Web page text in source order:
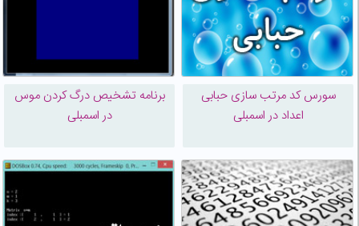
سورس کد مرتب سازی حبابی
اعداد در اسمبلی
برنامه تشخیص درگ کردن موس
در اسمبلی